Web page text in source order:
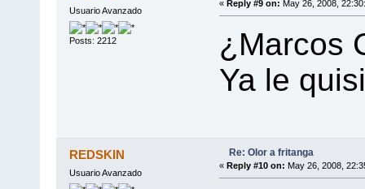
Usuario Avanzado
Posts: 2212
« Reply #9 on: May 26, 2008,
¿Marcos
Ya le
REDSKIN
Usuario Avanzado
Re: Olor a fritanga
« Reply #10 on: May 26, 2008,